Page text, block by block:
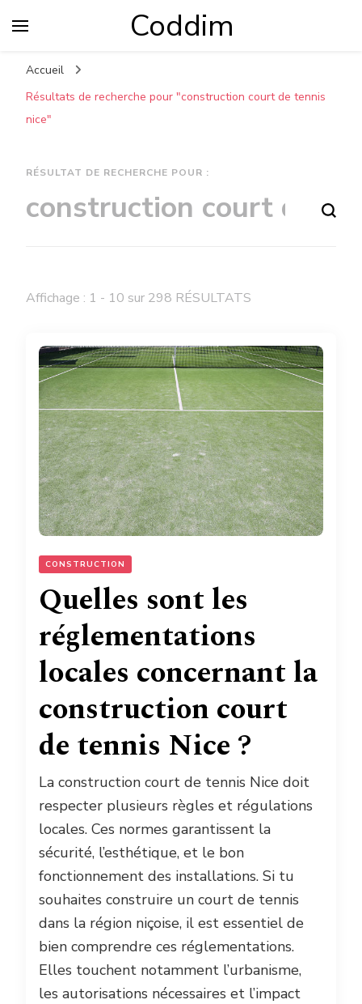
Coddim
Accueil
Résultats de recherche pour "construction court de tennis
nice"
RÉSULTAT DE RECHERCHE POUR :
Vous recherchiez quelque chose ?
Affichage : 1 - 10 sur 298 RÉSULTATS
CONSTRUCTION
Quelles sont les
réglementations
locales concernant la
construction court
de tennis Nice ?
La construction court de tennis Nice doit
respecter plusieurs règles et régulations
locales. Ces normes garantissent la
sécurité, l’esthétique, et le bon
fonctionnement des installations. Si tu
souhaites construire un court de tennis
dans la région niçoise, il est essentiel de
bien comprendre ces réglementations.
Elles touchent notamment l’urbanisme,
les autorisations nécessaires et l’impact